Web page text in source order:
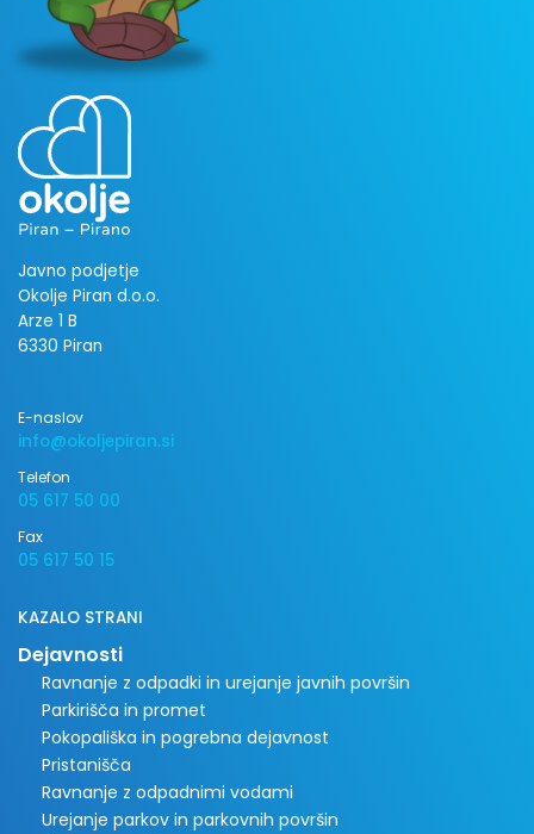
Javno podjetje
Okolje Piran d.o.o.
Arze 1 B
6330 Piran
E-naslov
info@okoljepiran.si
Telefon
05 617 50 00
Fax
05 617 50 15
KAZALO STRANI
Dejavnosti
Ravnanje z odpadki in urejanje javnih površin
Parkirišča in promet
Pokopališka in pogrebna dejavnost
Pristanišča
Ravnanje z odpadnimi vodami
Urejanje parkov in parkovnih površin